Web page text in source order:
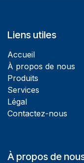
Liens utiles
Accueil
À propos de nous
Produits
Services
Légal
Contactez-nous
À propos de